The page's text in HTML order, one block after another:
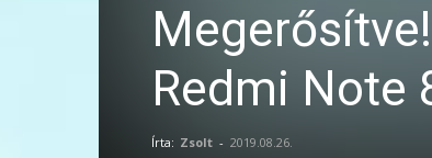
Redmi Note
Írta: Zsolt - 2019.08.26.